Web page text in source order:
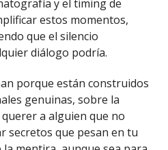
y el timing de
estos momentos,
que el silencio
diálogo podría.
porque están construidos
genuinas, sobre la
a alguien que no
secretos que pesan en tu